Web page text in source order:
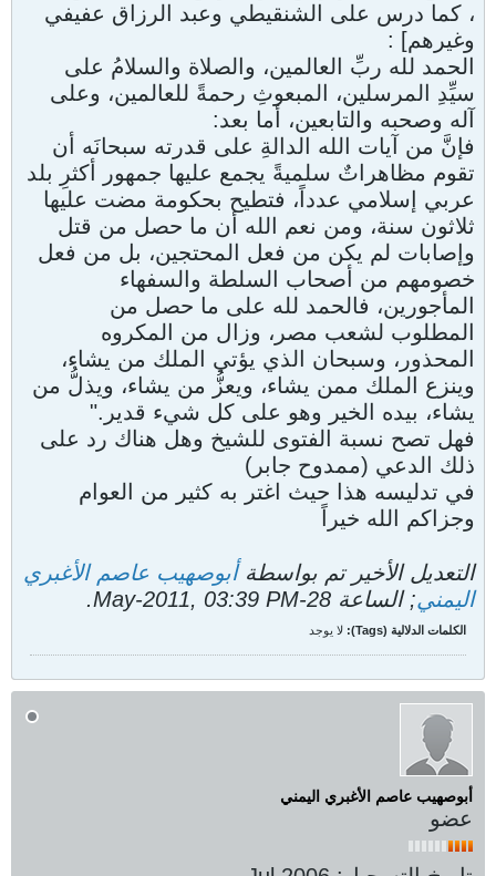
، كما درس على الشنقيطي وعبد الرزاق عفيفي
وغيرهم] :
الحمد لله ربِّ العالمين، والصلاة والسلامُ على
سيِّدِ المرسلين، المبعوثِ رحمةً للعالمين، وعلى
آله وصحبه والتابعين، أما بعد:
فإنَّ من آيات الله الدالةِ على قدرته سبحانَه أن
تقوم مظاهراتٌ سلميةً يجمع عليها جمهور أكثرِ بلد
عربي إسلامي عدداً، فتطيح بحكومة مضت عليها
ثلاثون سنة، ومن نعم الله أن ما حصل من قتل
وإصابات لم يكن من فعل المحتجين، بل من فعل
خصومهم من أصحاب السلطة والسفهاء
المأجورين، فالحمد لله على ما حصل من
المطلوب لشعب مصر، وزال من المكروه
المحذور، وسبحان الذي يؤتي الملك من يشاء،
وينزع الملك ممن يشاء، ويعزُّ من يشاء، ويذلُّ من
يشاء، بيده الخير وهو على كل شيء قدير."
فهل تصح نسبة الفتوى للشيخ وهل هناك رد على
ذلك الدعي (ممدوح جابر)
في تدليسه هذا حيث اغتر به كثير من العوام
وجزاكم الله خيراً
التعديل الأخير تم بواسطةأبوصهيب عاصم الأغبري
اليمني; الساعة 28-May-2011, 03:39 PM
.
الكلمات الدلالية (Tags): لا يوجد
أبوصهيب عاصم الأغبري اليمني
عضو